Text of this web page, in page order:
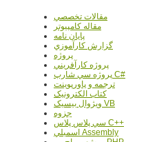
مقالات تخصصي
مقاله کامپیوتر
پایان نامه
گزارش کارآموزي
پروژه
پروژه کارآفريني
پروژه سي شارپ C#
ترجمه و پاورپوينت
کتاب الکترونيک
ويژوال بيسيک VB
جزوه
سي پلاس پلاس C++
اسمبلي Assembly